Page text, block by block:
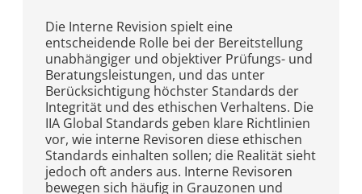
Die Interne Revision spielt eine
entscheidende Rolle bei der Bereitstellung
unabhängiger und objektiver Prüfungs- und
Beratungsleistungen, und das unter
Berücksichtigung höchster Standards der
Integrität und des ethischen Verhaltens. Die
IIA Global Standards geben klare Richtlinien
vor, wie interne Revisoren diese ethischen
Standards einhalten sollen; die Realität sieht
jedoch oft anders aus. Interne Revisoren
bewegen sich häufig in Grauzonen und